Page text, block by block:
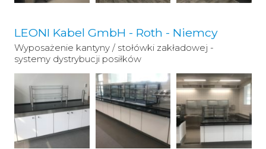
LEONI Kabel GmbH - Roth - Niemcy
Wyposażenie kantyny / stołówki zakładowej -
systemy dystrybucji posiłków